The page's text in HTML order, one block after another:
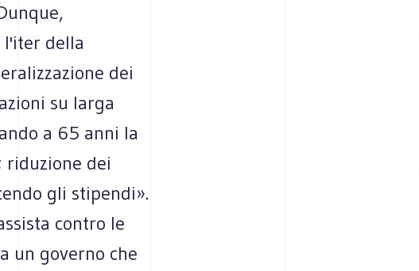
della
dei
su larga
a 65 anni la
riduzione dei
gli stipendi».
contro le
un governo che